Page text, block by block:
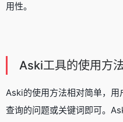
用性。
Aski工具的使用方法
Aski的使用方法相对简单，
查询的问题或关键词即可。